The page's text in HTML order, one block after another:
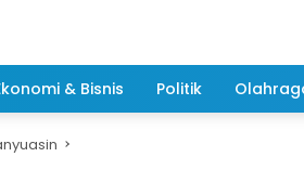
& Bisnis Politik